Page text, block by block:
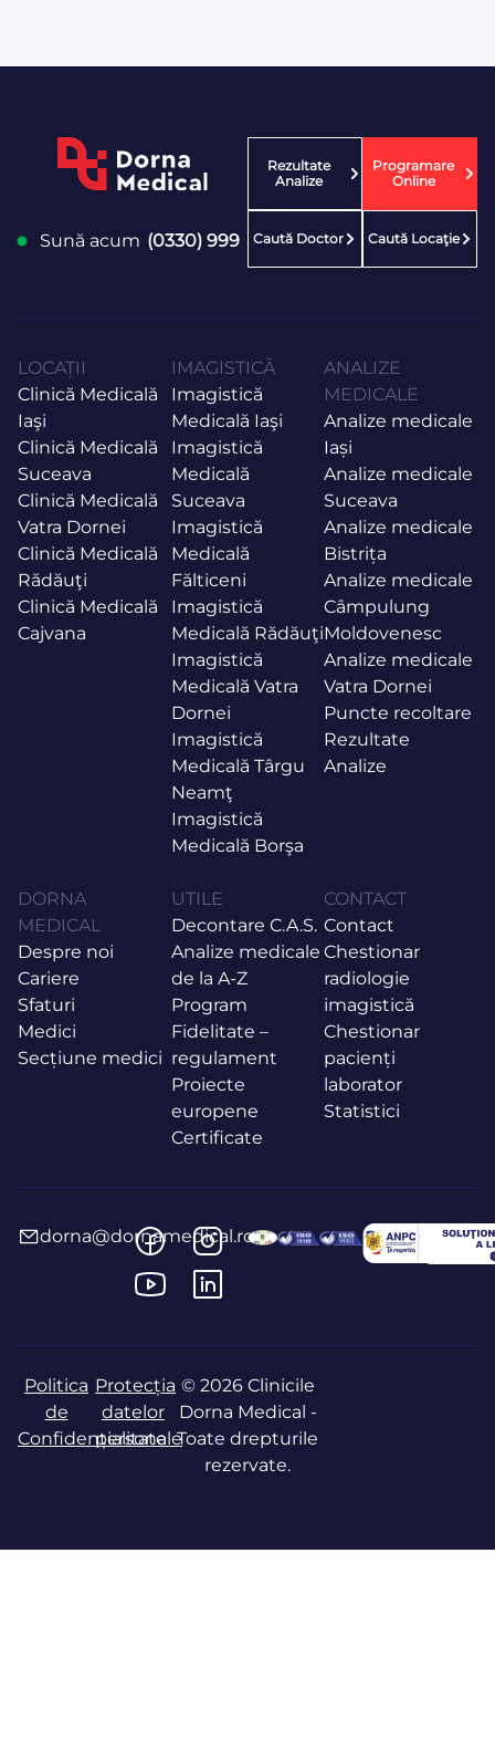
Sună acum (0330) 999
Rezultate
Analize
Programare
Online
Caută Doctor Caută Locaţie
LOCAȚII
Clinică Medicală
Iaşi
Clinică Medicală
Suceava
Clinică Medicală
Vatra Dornei
Clinică Medicală
Rădăuţi
Clinică Medicală
Cajvana
IMAGISTICĂ
Imagistică
Medicală Iaşi
Imagistică
Medicală
Suceava
Imagistică
Medicală
Fălticeni
Imagistică
Medicală Rădăuţi
Imagistică
Medicală Vatra
Dornei
Imagistică
Medicală Târgu
Neamţ
Imagistică
Medicală Borşa
ANALIZE
MEDICALE
Analize medicale
Iași
Analize medicale
Suceava
Analize medicale
Bistrița
Analize medicale
Câmpulung
Moldovenesc
Analize medicale
Vatra Dornei
Puncte recoltare
Rezultate
Analize
DORNA
MEDICAL
Despre noi
Cariere
Sfaturi
Medici
Secțiune medici
UTILE
Decontare C.A.S.
Analize medicale
de la A-Z
Program
Fidelitate –
regulament
Proiecte
europene
Certificate
CONTACT
Contact
Chestionar
radiologie
imagistică
Chestionar
pacienți
laborator
Statistici
dorna@dornamedical.ro
Politica
de
Confidențialitate
Protecția
datelor
personale
© 2026 Clinicile
Dorna Medical -
Toate drepturile
rezervate.